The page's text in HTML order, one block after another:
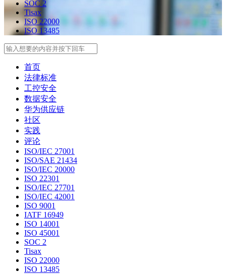
SOC 2
Tisax
ISO 22000
ISO 13485
首页
法律标准
工控安全
数据安全
华为供应链
社区
实践
评论
ISO/IEC 27001
ISO/SAE 21434
ISO/IEC 20000
ISO 22301
ISO/IEC 27701
ISO/IEC 42001
ISO 9001
IATF 16949
ISO 14001
ISO 45001
SOC 2
Tisax
ISO 22000
ISO 13485